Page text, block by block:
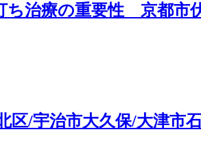
治療の重要性 京都市
/宇治市大久保/大津市